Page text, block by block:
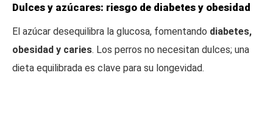
Dulces y azúcares: riesgo de diabetes y obesidad
El azúcar desequilibra la glucosa, fomentando diabetes,
obesidad y caries. Los perros no necesitan dulces; una
dieta equilibrada es clave para su longevidad.